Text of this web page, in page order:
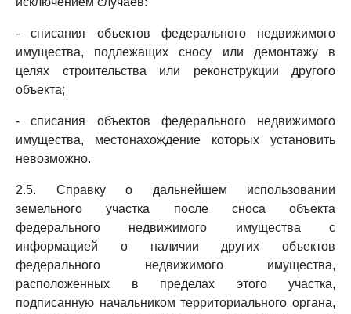
- списания объектов федерального недвижимого
имущества, подлежащих сносу или демонтажу в
целях строительства или реконструкции другого
объекта;
- списания объектов федерального недвижимого
имущества, местонахождение которых установить
невозможно.
2.5. Справку о дальнейшем использовании
земельного участка после сноса объекта
федерального недвижимого имущества с
информацией о наличии других объектов
федерального недвижимого имущества,
расположенных в пределах этого участка,
подписанную начальником территориального органа,